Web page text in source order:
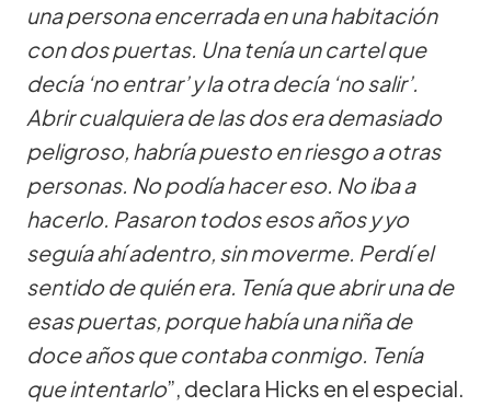
una persona encerrada en una habitación
con dos puertas. Una tenía un cartel que
decía ‘no entrar’ y la otra decía ‘no salir’.
Abrir cualquiera de las dos era demasiado
peligroso, habría puesto en riesgo a otras
personas. No podía hacer eso. No iba a
hacerlo. Pasaron todos esos años y yo
seguía ahí adentro, sin moverme. Perdí el
sentido de quién era. Tenía que abrir una de
esas puertas, porque había una niña de
doce años que contaba conmigo. Tenía
que intentarlo”, declara Hicks en el especial.